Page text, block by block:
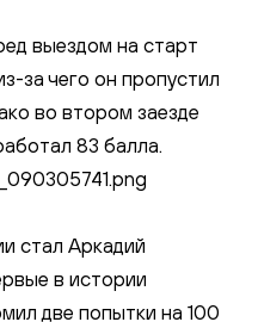
выездом на старт
за чего он пропустил
во втором заезде
83 балла.
стал Аркадий
в истории
две попытки на 100